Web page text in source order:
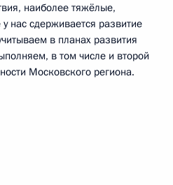
наиболее тяжёлые,
нас сдерживается развитие
в планах развития
в том числе и второй
Московского региона.